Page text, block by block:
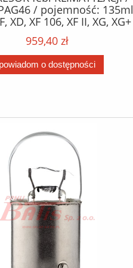
/ pojemność: 135ml
XD, XF 106, XF II, XG, XG+
959,40 zł
powiadom o dostępności